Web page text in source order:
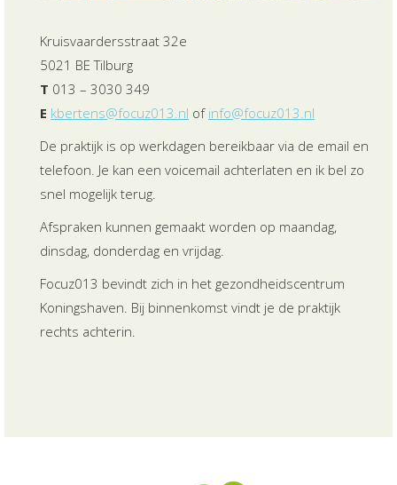
Kruisvaardersstraat 32e
5021 BE Tilburg
T 013 – 3030 349
E kbertens@focuz013.nl of info@focuz013.nl
De praktijk is op werkdagen bereikbaar via de email en
telefoon. Je kan een voicemail achterlaten en ik bel zo
snel mogelijk terug.
Afspraken kunnen gemaakt worden op maandag,
dinsdag, donderdag en vrijdag.
Focuz013 bevindt zich in het gezondheidscentrum
Koningshaven. Bij binnenkomst vindt je de praktijk
rechts achterin.